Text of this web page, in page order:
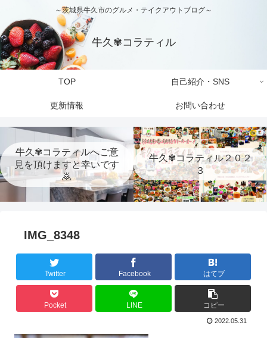
～茨城県牛久市のグルメ・テイクアウトブログ～
牛久✾コラティル
TOP 自己紹介・SNS
更新情報 お問い合わせ
牛久✾コラティルへご意
見を頂けますと幸いです
🙇
牛久✾コラティル２０２
３
IMG_8348
Twitter Facebook はてブ
Pocket LINE コピー
2022.05.31